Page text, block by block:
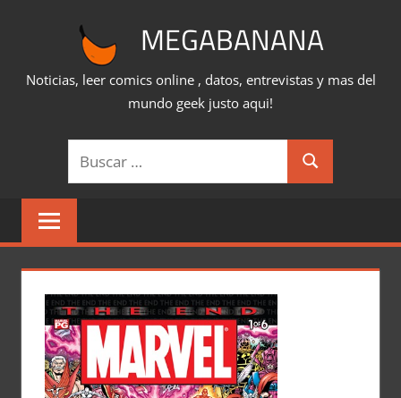
MEGABANANA
Noticias, leer comics online , datos, entrevistas y mas del
mundo geek justo aqui!
Buscar:
Buscar